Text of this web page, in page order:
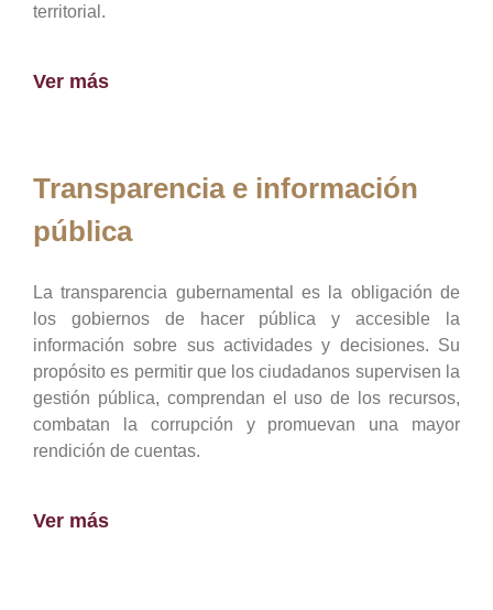
territorial.
Ver más
Transparencia e información
pública
La transparencia gubernamental es la obligación de
los gobiernos de hacer pública y accesible la
información sobre sus actividades y decisiones. Su
propósito es permitir que los ciudadanos supervisen la
gestión pública, comprendan el uso de los recursos,
combatan la corrupción y promuevan una mayor
rendición de cuentas.
Ver más